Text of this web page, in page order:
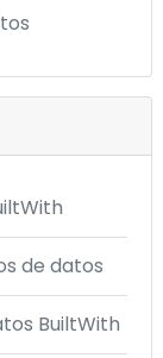
de datos
BuiltWith